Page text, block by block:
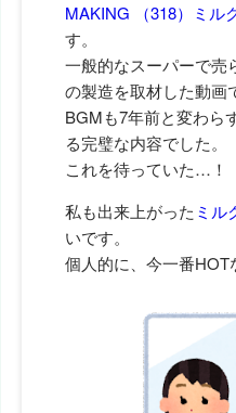
MAKING （318）ミル
す。
一般的なスーパーで売
の製造を取材した動画
BGMも7年前と変わら
る完璧な内容でした。
これを待っていた…！
私も出来上がった ミル
いです。
個人的に、今一番HOT